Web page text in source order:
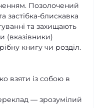
Позолочений
застібка-блискавка
та захищають
(вказівники)
книгу чи розділ.
взяти із собою в
— зрозумілий